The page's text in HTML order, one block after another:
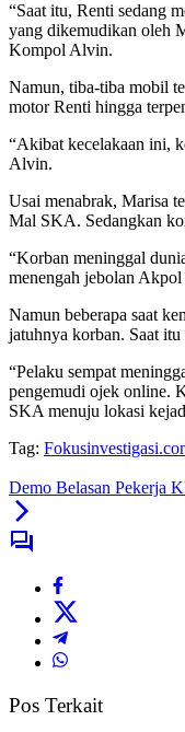
“Saat itu, Renti sedang
yang dikemudikan oleh
Kompol Alvin.
Namun, tiba-tiba mobil
motor Renti hingga
“Akibat kecelakaan ini,
Alvin.
Usai menabrak, Marisa
Mal SKA. Sedangkan
“Korban meninggal
menengah jebolan
Namun beberapa saat
jatuhnya korban. Saat
“Pelaku sempat
pengemudi ojek online.
SKA menuju lokasi
Tag:
Demo Belasan Pekerja
Pos Terkait